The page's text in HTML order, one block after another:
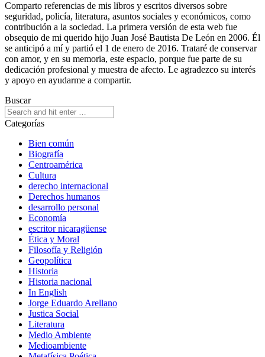
Comparto referencias de mis libros y escritos diversos sobre
seguridad, policía, literatura, asuntos sociales y económicos, como
contribución a la sociedad. La primera versión de esta web fue
obsequio de mi querido hijo Juan José Bautista De León en 2006. Él
se anticipó a mí y partió el 1 de enero de 2016. Trataré de conservar
con amor, y en su memoria, este espacio, porque fue parte de su
dedicación profesional y muestra de afecto. Le agradezco su interés
y apoyo en ayudarme a compartir.
Buscar
Categorías
Bien común
Biografía
Centroamérica
Cultura
derecho internacional
Derechos humanos
desarrollo personal
Economía
escritor nicaragüense
Ética y Moral
Filosofía y Religión
Geopolítica
Historia
Historia nacional
In English
Jorge Eduardo Arellano
Justica Social
Literatura
Medio Ambiente
Medioambiente